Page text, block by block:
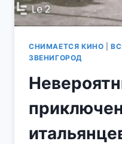
СНИМАЕТСЯ КИНО |
ЗВЕНИГОРОД